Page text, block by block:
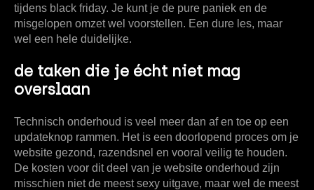
tijdens black friday. Je kunt je de pure paniek en de
misgelopen omzet wel voorstellen. Een dure les, maar
wel een hele duidelijke.
de taken die je écht niet mag
overslaan
Technisch onderhoud is veel meer dan af en toe op een
updateknop rammen. Het is een doorlopend proces om je
website gezond, razendsnel en vooral veilig te houden.
De kosten voor dit deel van je website onderhoud zijn
misschien niet de meest sexy uitgave, maar wel de meest